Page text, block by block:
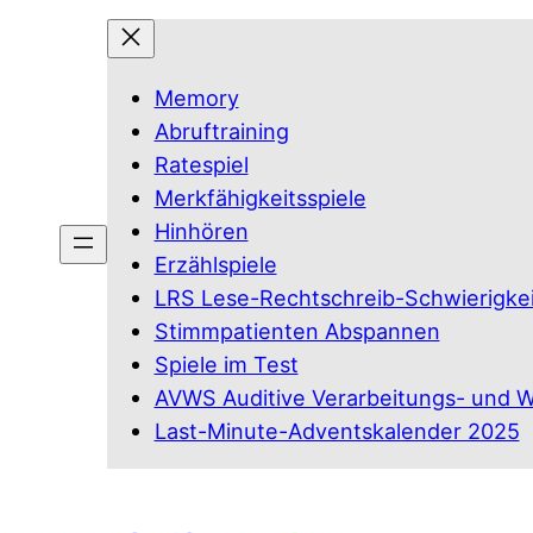
Memory
Abruftraining
Ratespiel
Merkfähigkeitsspiele
Hinhören
Erzählspiele
LRS Lese-Rechtschreib-
Stimmpatienten Abspannen
Spiele im Test
AVWS Auditive Verarbeitungs- und
Last-Minute-Adventskalender 2025